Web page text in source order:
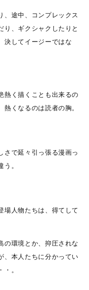
、途中、コンプレックス
り、ギクシャクしたりと
決してイージーではな
熱く描くことも出来るの
くなるのは読者の胸。
さで延々引っ張る漫画っ
。
場人物たちは、得てして
の環境とか、抑圧されな
、本人たちに分かってい
。